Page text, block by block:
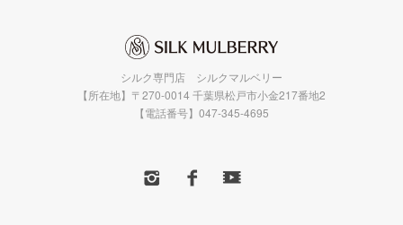
シルク専門店 シルクマルベリー
【所在地】〒270-0014 千葉県松戸市小金217番地2
【電話番号】047-345-4695